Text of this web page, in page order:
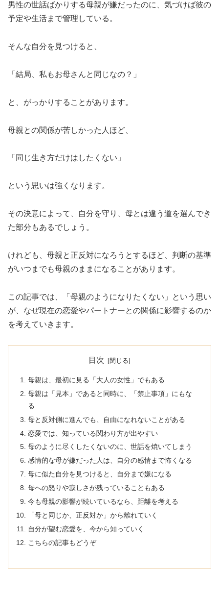
男性の世話ばかりする母親が嫌だったのに、気づけば彼の
予定や生活まで管理している。
そんな自分を見つけると、
「結局、私もお母さんと同じなの？」
と、がっかりすることがあります。
母親との関係が苦しかった人ほど、
「同じ生き方だけはしたくない」
という思いは強くなります。
その決意によって、自分を守り、母とは違う道を選んでき
た部分もあるでしょう。
けれども、母親と正反対になろうとするほど、判断の基準
がいつまでも母親のままになることがあります。
この記事では、「母親のようになりたくない」という思い
が、なぜ現在の恋愛やパートナーとの関係に影響するのか
を考えていきます。
目次
母親は、最初に見る「大人の女性」でもある
母親は「見本」であると同時に、「禁止事項」にもな
る
母と反対側に進んでも、自由になれないことがある
恋愛では、知っている関わり方が出やすい
母のように尽くしたくないのに、世話を焼いてしまう
感情的な母が嫌だった人は、自分の感情まで怖くなる
母に似た自分を見つけると、自分まで嫌になる
母への怒りや寂しさが残っていることもある
今も母親の影響が続いているなら、距離を考える
「母と同じか、正反対か」から離れていく
自分が望む恋愛を、今から知っていく
こちらの記事もどうぞ